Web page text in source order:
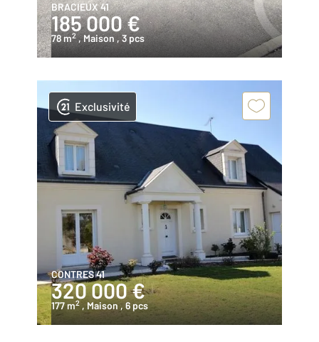
BRACIEUX 41
185 000 €
78 m2 , Maison, 3 pcs
Exclusivité
CONTRES 41
320 000 €
177 m2 , Maison , 6 pcs